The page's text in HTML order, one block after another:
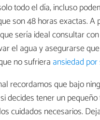
todo el día, incluso
son 48 horas exactas. A
sería ideal consultar
el agua y asegurarse
no sufriera ansiedad
recordamos que bajo
decides tener un
cuidados necesarios.